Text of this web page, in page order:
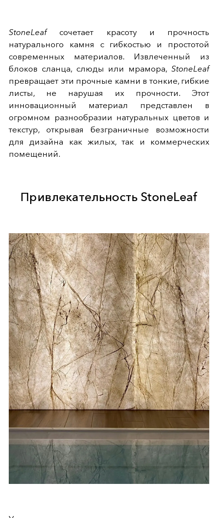
StoneLeafсочетает красоту и прочность
натурального камня с гибкостью и простотой
современных материалов. Извлеченный из
блоков сланца, слюды или мрамора, StoneLeaf
превращает эти прочные камни в тонкие, гибкие
листы, не нарушая их прочности. Этот
инновационный материал представлен в
огромном разнообразии натуральных цветов и
текстур, открывая безграничные возможности
для дизайна как жилых, так и коммерческих
помещений.
Привлекательность StoneLeaf